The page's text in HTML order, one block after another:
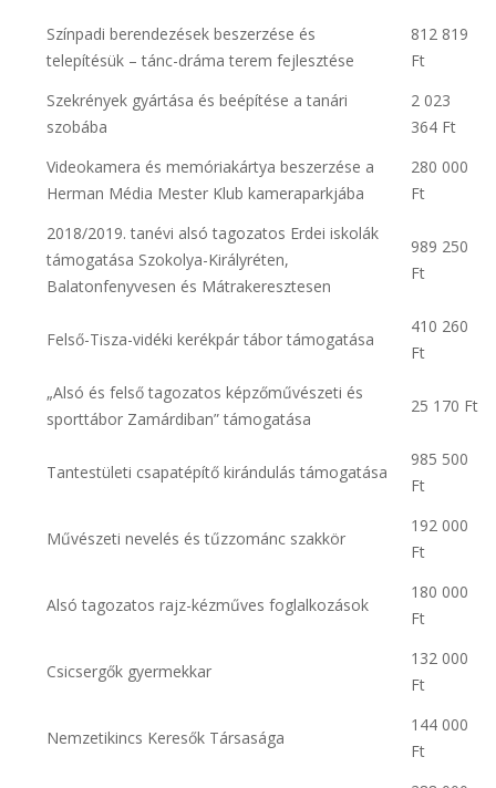
Színpadi berendezések beszerzése és
telepítésük – tánc-dráma terem fejlesztése
812 819
Ft
Szekrények gyártása és beépítése a tanári
szobába
2 023
364 Ft
Videokamera és memóriakártya beszerzése a
Herman Média Mester Klub kameraparkjába
280 000
Ft
2018/2019. tanévi alsó tagozatos Erdei iskolák
támogatása Szokolya-Királyréten,
Balatonfenyvesen és Mátrakeresztesen
989 250
Ft
Felső-Tisza-vidéki kerékpár tábor támogatása
410 260
Ft
„Alsó és felső tagozatos képzőművészeti és
sporttábor Zamárdiban” támogatása
25 170 Ft
Tantestületi csapatépítő kirándulás támogatása
985 500
Ft
Művészeti nevelés és tűzzománc szakkör
192 000
Ft
Alsó tagozatos rajz-kézműves foglalkozások
180 000
Ft
Csicsergők gyermekkar
132 000
Ft
Nemzetikincs Keresők Társasága
144 000
Ft